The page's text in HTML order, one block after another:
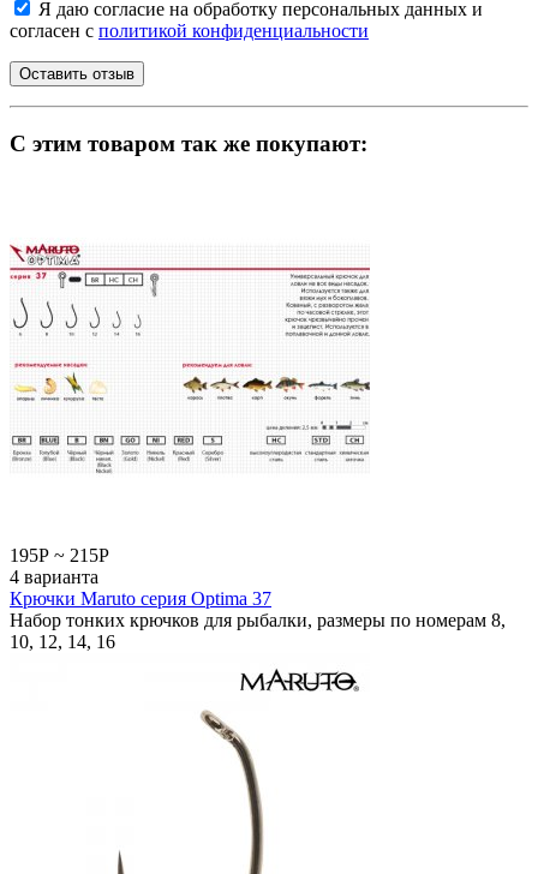
Я даю согласие на обработку персональных данных и
согласен с политикой конфиденциальности
C этим товаром так же покупают:
195Р ~ 215Р
4 варианта
Крючки Maruto серия Optima 37
Набор тонких крючков для рыбалки, размеры по номерам 8,
10, 12, 14, 16